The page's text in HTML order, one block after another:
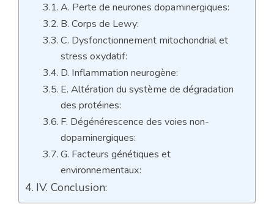
A. Perte de neurones dopaminergiques:
B. Corps de Lewy:
C. Dysfonctionnement mitochondrial et
stress oxydatif:
D. Inflammation neurogène:
E. Altération du système de dégradation
des protéines:
F. Dégénérescence des voies non-
dopaminergiques:
G. Facteurs génétiques et
environnementaux:
IV. Conclusion: